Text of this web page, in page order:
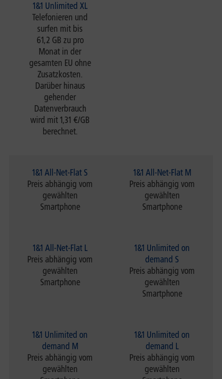
1&1 Unlimited XL
Telefonieren und
surfen mit bis
61,2 GB zu pro
Monat in der
gesamten EU ohne
Zusatzkosten.
Darüber hinaus
gehender
Datenverbrauch
wird mit 1,31 €/GB
berechnet.
1&1 All-Net-Flat S
Preis abhängig vom
gewählten
Smartphone
1&1 All-Net-Flat M
Preis abhängig vom
gewählten
Smartphone
1&1 All-Net-Flat L
Preis abhängig vom
gewählten
Smartphone
1&1 Unlimited on
demand S
Preis abhängig vom
gewählten
Smartphone
1&1 Unlimited on
demand M
Preis abhängig vom
gewählten
1&1 Unlimited on
demand L
Preis abhängig vom
gewählten